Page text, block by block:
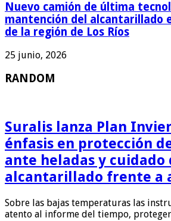
Nuevo camión de última
mantención del alcantarillado
de la región de Los Ríos
25 junio, 2026
RANDOM
Suralis lanza Plan
énfasis en protección
ante heladas y cuidado
alcantarillado frente a
Sobre las bajas temperaturas las
atento al informe del tiempo,